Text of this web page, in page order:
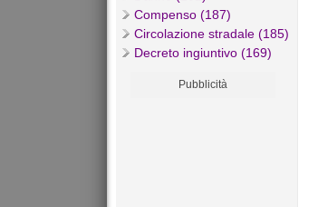
Compenso (187)
Circolazione stradale (185)
Decreto ingiuntivo (169)
Pubblicità